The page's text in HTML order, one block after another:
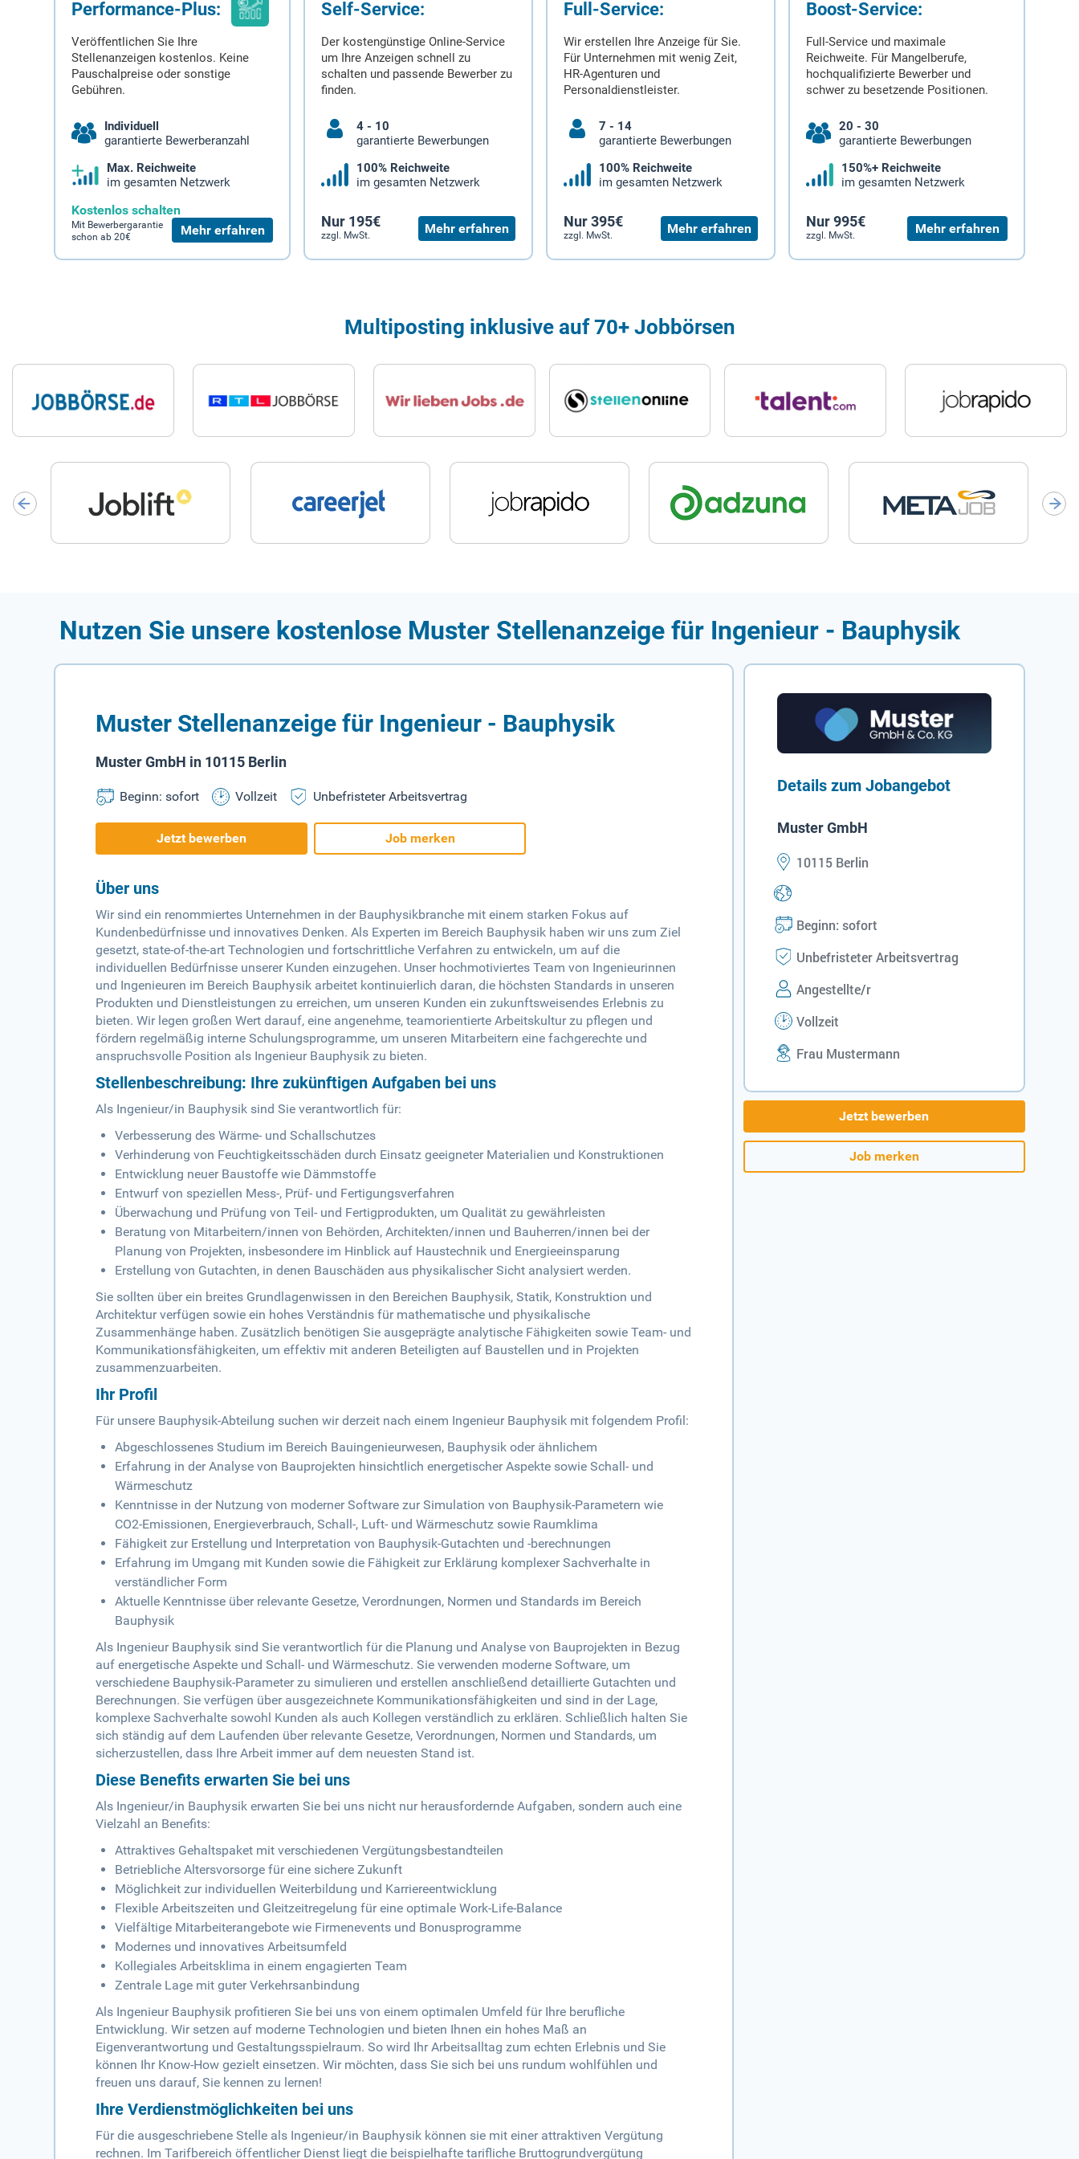
Performance-Plus:
Veröffentlichen Sie Ihre
Stellenanzeigen kostenlos. Keine
Pauschalpreise oder sonstige
Gebühren.
Individuell
garantierte Bewerberanzahl
Max. Reichweite
im gesamten Netzwerk
Kostenlos schalten
Mit Bewerbergarantie
schon ab 20€
Mehr erfahren
Self-Service:
Der kostengünstige Online-Service
um Ihre Anzeigen schnell zu
schalten und passende Bewerber zu
finden.
4 - 10
garantierte Bewerbungen
100% Reichweite
im gesamten Netzwerk
Nur 195€
zzgl. MwSt. Mehr erfahren
Full-Service:
Wir erstellen Ihre Anzeige für Sie.
Für Unternehmen mit wenig Zeit,
HR-Agenturen und
Personaldienstleister.
7 - 14
garantierte Bewerbungen
100% Reichweite
im gesamten Netzwerk
Nur 395€
zzgl. MwSt. Mehr erfahren
Boost-Service:
Full-Service und maximale
Reichweite. Für Mangelberufe,
hochqualifizierte Bewerber und
schwer zu besetzende Positionen.
20 - 30
garantierte Bewerbungen
150%+ Reichweite
im gesamten Netzwerk
Nur 995€
zzgl. MwSt. Mehr erfahren
Multiposting inklusive auf 70+ Jobbörsen
Nutzen Sie unsere kostenlose Muster Stellenanzeige für Ingenieur - Bauphysik
Muster Stellenanzeige für Ingenieur - Bauphysik
Muster GmbH in 10115 Berlin
Beginn: sofort Vollzeit Unbefristeter Arbeitsvertrag
Jetzt bewerben Job merken
Über uns
Wir sind ein renommiertes Unternehmen in der Bauphysikbranche mit einem starken Fokus auf
Kundenbedürfnisse und innovatives Denken. Als Experten im Bereich Bauphysik haben wir uns zum Ziel
gesetzt, state-of-the-art Technologien und fortschrittliche Verfahren zu entwickeln, um auf die
individuellen Bedürfnisse unserer Kunden einzugehen. Unser hochmotiviertes Team von Ingenieurinnen
und Ingenieuren im Bereich Bauphysik arbeitet kontinuierlich daran, die höchsten Standards in unseren
Produkten und Dienstleistungen zu erreichen, um unseren Kunden ein zukunftsweisendes Erlebnis zu
bieten. Wir legen großen Wert darauf, eine angenehme, teamorientierte Arbeitskultur zu pflegen und
fördern regelmäßig interne Schulungsprogramme, um unseren Mitarbeitern eine fachgerechte und
anspruchsvolle Position als Ingenieur Bauphysik zu bieten.
Stellenbeschreibung: Ihre zukünftigen Aufgaben bei uns
Als Ingenieur/in Bauphysik sind Sie verantwortlich für:
Verbesserung des Wärme- und Schallschutzes
Verhinderung von Feuchtigkeitsschäden durch Einsatz geeigneter Materialien und Konstruktionen
Entwicklung neuer Baustoffe wie Dämmstoffe
Entwurf von speziellen Mess-, Prüf- und Fertigungsverfahren
Überwachung und Prüfung von Teil- und Fertigprodukten, um Qualität zu gewährleisten
Beratung von Mitarbeitern/innen von Behörden, Architekten/innen und Bauherren/innen bei der
Planung von Projekten, insbesondere im Hinblick auf Haustechnik und Energieeinsparung
Erstellung von Gutachten, in denen Bauschäden aus physikalischer Sicht analysiert werden.
Sie sollten über ein breites Grundlagenwissen in den Bereichen Bauphysik, Statik, Konstruktion und
Architektur verfügen sowie ein hohes Verständnis für mathematische und physikalische
Zusammenhänge haben. Zusätzlich benötigen Sie ausgeprägte analytische Fähigkeiten sowie Team- und
Kommunikationsfähigkeiten, um effektiv mit anderen Beteiligten auf Baustellen und in Projekten
zusammenzuarbeiten.
Ihr Profil
Für unsere Bauphysik-Abteilung suchen wir derzeit nach einem Ingenieur Bauphysik mit folgendem Profil:
Abgeschlossenes Studium im Bereich Bauingenieurwesen, Bauphysik oder ähnlichem
Erfahrung in der Analyse von Bauprojekten hinsichtlich energetischer Aspekte sowie Schall- und
Wärmeschutz
Kenntnisse in der Nutzung von moderner Software zur Simulation von Bauphysik-Parametern wie
CO2-Emissionen, Energieverbrauch, Schall-, Luft- und Wärmeschutz sowie Raumklima
Fähigkeit zur Erstellung und Interpretation von Bauphysik-Gutachten und -berechnungen
Erfahrung im Umgang mit Kunden sowie die Fähigkeit zur Erklärung komplexer Sachverhalte in
verständlicher Form
Aktuelle Kenntnisse über relevante Gesetze, Verordnungen, Normen und Standards im Bereich
Bauphysik
Als Ingenieur Bauphysik sind Sie verantwortlich für die Planung und Analyse von Bauprojekten in Bezug
auf energetische Aspekte und Schall- und Wärmeschutz. Sie verwenden moderne Software, um
verschiedene Bauphysik-Parameter zu simulieren und erstellen anschließend detaillierte Gutachten und
Berechnungen. Sie verfügen über ausgezeichnete Kommunikationsfähigkeiten und sind in der Lage,
komplexe Sachverhalte sowohl Kunden als auch Kollegen verständlich zu erklären. Schließlich halten Sie
sich ständig auf dem Laufenden über relevante Gesetze, Verordnungen, Normen und Standards, um
sicherzustellen, dass Ihre Arbeit immer auf dem neuesten Stand ist.
Diese Benefits erwarten Sie bei uns
Als Ingenieur/in Bauphysik erwarten Sie bei uns nicht nur herausfordernde Aufgaben, sondern auch eine
Vielzahl an Benefits:
Attraktives Gehaltspaket mit verschiedenen Vergütungsbestandteilen
Betriebliche Altersvorsorge für eine sichere Zukunft
Möglichkeit zur individuellen Weiterbildung und Karriereentwicklung
Flexible Arbeitszeiten und Gleitzeitregelung für eine optimale Work-Life-Balance
Vielfältige Mitarbeiterangebote wie Firmenevents und Bonusprogramme
Modernes und innovatives Arbeitsumfeld
Kollegiales Arbeitsklima in einem engagierten Team
Zentrale Lage mit guter Verkehrsanbindung
Als Ingenieur Bauphysik profitieren Sie bei uns von einem optimalen Umfeld für Ihre berufliche
Entwicklung. Wir setzen auf moderne Technologien und bieten Ihnen ein hohes Maß an
Eigenverantwortung und Gestaltungsspielraum. So wird Ihr Arbeitsalltag zum echten Erlebnis und Sie
können Ihr Know-How gezielt einsetzen. Wir möchten, dass Sie sich bei uns rundum wohlfühlen und
freuen uns darauf, Sie kennen zu lernen!
Ihre Verdienstmöglichkeiten bei uns
Für die ausgeschriebene Stelle als Ingenieur/in Bauphysik können sie mit einer attraktiven Vergütung
rechnen. Im Tarifbereich öffentlicher Dienst liegt die beispielhafte tarifliche Bruttogrundvergütung
Details zum Jobangebot
Muster GmbH
10115 Berlin
Beginn: sofort
Unbefristeter Arbeitsvertrag
Angestellte/r
Vollzeit
Frau Mustermann
Jetzt bewerben
Job merken